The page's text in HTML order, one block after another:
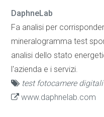
DaphneLab
Fa analisi per
mineralogramma test
analisi dello stato
l'azienda e i servizi.
test fotocamere
www.daphnelab.com